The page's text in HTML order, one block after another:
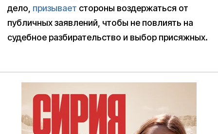
дело, призывает стороны воздержаться от
публичных заявлений, чтобы не повлиять на
судебное разбирательство и выбор присяжных.